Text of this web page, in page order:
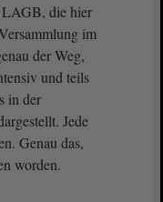
LAGB, die hier
im
der Weg,
und teils
in der
Jede
Genau das,
worden.